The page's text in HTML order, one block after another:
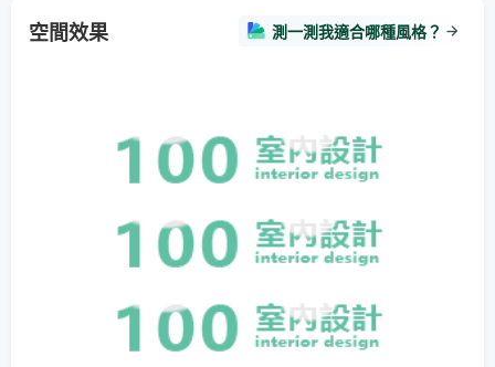
感和暖灰色漆面加強整體感。
空間效果 測一測我適合哪種風格？